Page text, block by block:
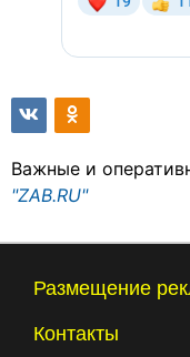
Важные и
"ZAB.RU"
Размещение
Контакты